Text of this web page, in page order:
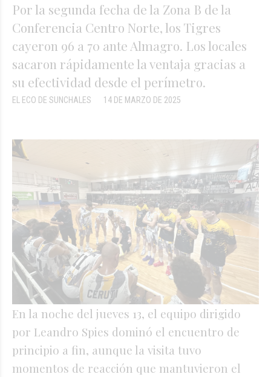
Por la segunda fecha de la Zona B de la
Conferencia Centro Norte, los Tigres
cayeron 96 a 70 ante Almagro. Los locales
sacaron rápidamente la ventaja gracias a
su efectividad desde el perímetro.
14 DE MARZO DE 2025
EL ECO DE SUNCHALES
En la noche del jueves 13, el equipo dirigido
por Leandro Spies dominó el encuentro de
principio a fin, aunque la visita tuvo
momentos de reacción que mantuvieron el